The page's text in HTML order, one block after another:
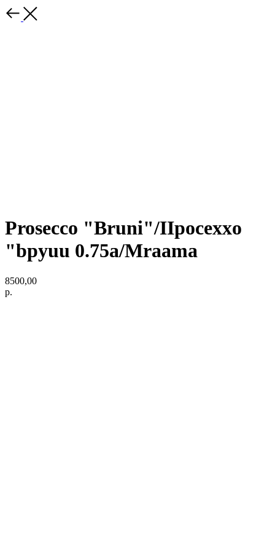
Prosecco "Bruni"/IIpocexxo
"bpyuu 0.75a/Mraama
8500,00
р.